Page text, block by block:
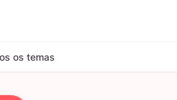
os temas